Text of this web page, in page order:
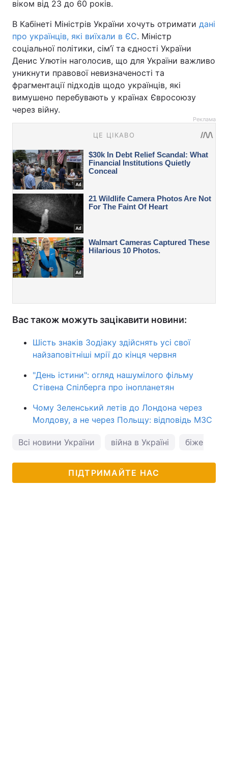
віком від 23 до 60 років.
В Кабінеті Міністрів України хочуть отримати дані
про українців, які виїхали в ЄС. Міністр
соціальної політики, сім’ї та єдності України
Денис Улютін наголосив, що для України важливо
уникнути правової невизначеності та
фрагментації підходів щодо українців, які
вимушено перебувають у країнах Євросоюзу
через війну.
Реклама
Вас також можуть зацікавити новини:
Шість знаків Зодіаку здійснять усі свої
найзаповітніші мрії до кінця червня
"День істини": огляд нашумілого фільму
Стівена Спілберга про інопланетян
Чому Зеленський летів до Лондона через
Молдову, а не через Польщу: відповідь МЗС
Всі новини України війна в Україні біженці в
ПІДТРИМАЙТЕ НАС